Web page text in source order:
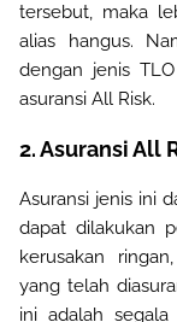
tersebut, maka
alias hangus.
dengan jenis
asuransi All Risk.
2. Asuransi All
Asuransi jenis ini
dapat dilakukan
kerusakan
yang telah
ini adalah